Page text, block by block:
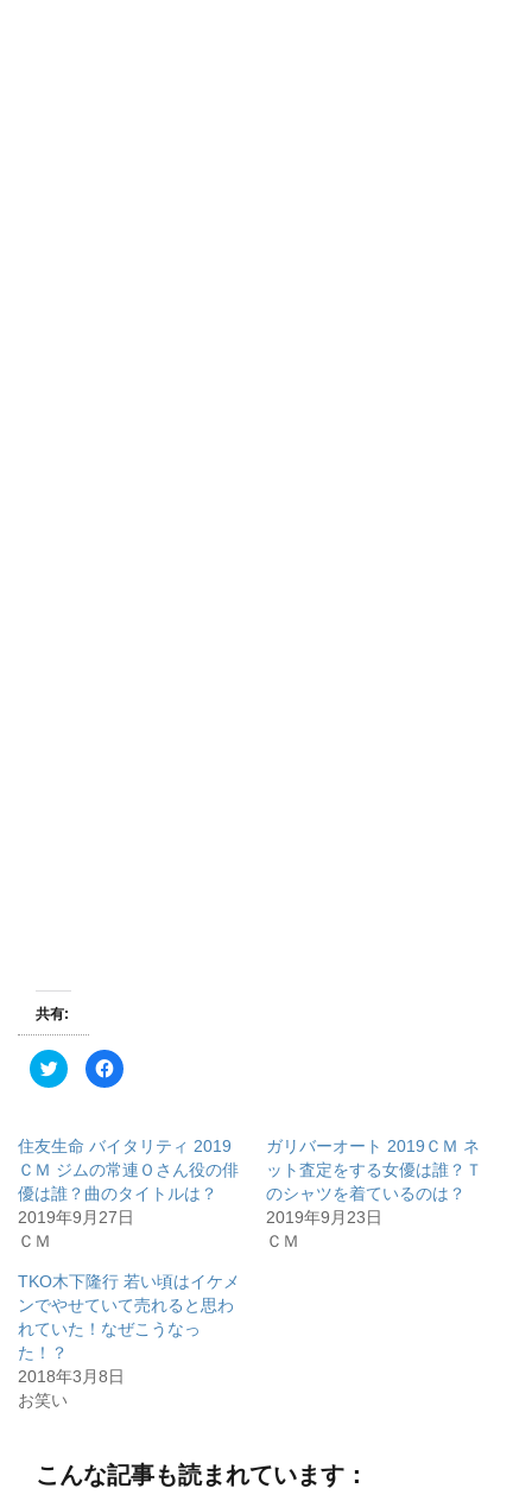
共有:
ク
リ
て
T
w
i
t
t
e
有
(
新
し
い
ウ
ィ
ン
ウ
ま
す
F
a
o
k
で
共
有
す
ク
リ
ッ
ク
し
だ
い
ウ
ィ
住友生命 バイタリティ 2019
ＣＭ ジムの常連Ｏさん役の俳
優は誰？曲のタイトルは？
2019年9月27日
ＣＭ
ガリバーオート 2019ＣＭ ネ
ット査定をする女優は誰？Ｔ
のシャツを着ているのは？
2019年9月23日
ＣＭ
TKO木下隆行 若い頃はイケメ
ンでやせていて売れると思わ
れていた！なぜこうなっ
た！？
2018年3月8日
お笑い
こんな記事も読まれています：